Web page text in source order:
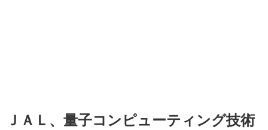
ＪＡＬ、量子コンピューティング技術